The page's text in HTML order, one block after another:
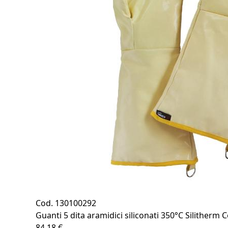
Cod. 130100292
Guanti 5 dita aramidici siliconati 350°C Silitherm